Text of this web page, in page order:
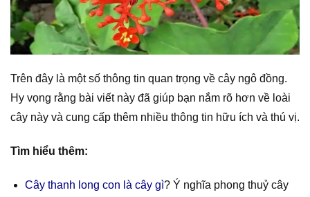
Trên đây là một số thông tin quan trọng về cây ngô đồng.
Hy vọng rằng bài viết này đã giúp bạn nắm rõ hơn về loài
cây này và cung cấp thêm nhiều thông tin hữu ích và thú vị.
Tìm hiểu thêm:
Cây thanh long con là cây gì? Ý nghĩa phong thuỷ cây